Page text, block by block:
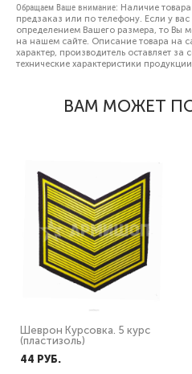
Обращаем Ваше внимание: Наличие
предзаказ или по телефону. Если у
определением Вашего размера, то Вы
на нашем сайте. Описание товара на
характер, производитель оставляет за
технические характеристики
ВАМ МОЖЕТ
Шеврон Курсовка. 5 курс
(пластизоль)
44 PУБ.